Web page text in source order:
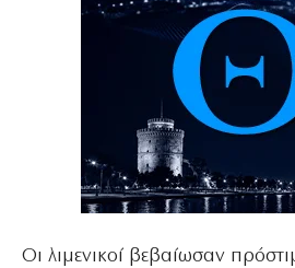
Οι λιμενικοί βεβαίωσαν